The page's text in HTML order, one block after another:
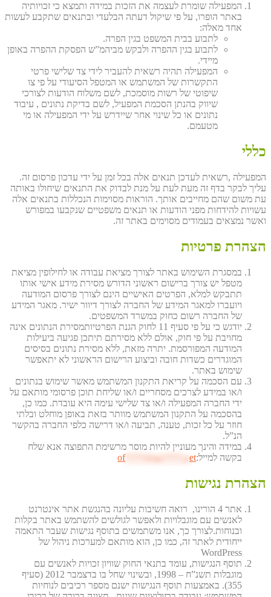
המפעילה שומרת לעצמה את הזכות במידה ותמצא כי זכויותיה
באתר הופרו, על פי שיקול דעתה הבלעדי ובתנאים שתקבע לעשות
אחד מאלה:
לתבוע בבית המשפט בגין הפרה.
לתבוע בגין ההפרה ולבקש מביהמ”ש הפסקת ההפרה באופן
מיידי.
המפעילה תהיה רשאית להעביר לידי צד שלישי פרטי
התקשרות של המשתמש או המטפל הסיעודי על פי צו
שיפוטי של רשות מוסמכת, לשם משלוח הודעות לצורכי
שיווק בהנתן הסכמת המפעיל, לשם בדיקת נתונים , עיבוד
נתונים או כל שינוי אחר שיידרש על ידי המפעילה או מי
מטעמם.
כללי
המפעילה ,רשאית לעדכן תנאים אלה בכל זמן על ידי עדכון פרסום זה.
עליך לבקר בדף זה מעת לעת על מנת לבדוק את התנאים שיחולו באותה
עת משום שהם מחייבים אותך. הוראות מסוימות הנכללות בתנאים אלה
עשויות להידחות מפני הודעות או תנאים משפטיים שנקבעו במפורש
ואשר נמצאים בעמודים מסוימים באתר זה.
הצהרת פרטיות
במסגרת השימוש באתר לצורך מציאת עבודה או לחילופין מציאת
מטפל יש צורך ברישום ראשוני הדורש מסירת מידע אישי אותו
תתבקש למלא, הפרטים האישיים הינם לצורך פרסום המודעה
ויועברו למאגר המידע של החברה לצורך דיוור ישיר. מאגר המידע
של החברה רשום כחוק במשרד המשפטים.
יודגש כי על פי סעיף 11 לחוק הגנת הפרטיותמסירת הנתונים אינה
מחויבת על פי חוק, אולם ללא מסירתם תיתכן פגיעה ביעילות
המודעה המפורסמת. יתרה מזאת, ללא מסירת נתונים בסיסים
המוגדרים כשדות חובה וביצוע הרישום הראשוני לא יתאפשר
שימוש באתר.
עם הסכמה על קריאת התקנון המשתמש מאשר שימוש בנתונים
ו/או במידע לצרכים מסחריים ו/או שליחת תוכן פרסומי מותאם על
ידי החברה המפעילה ו/או צד שלישי עימה היא עובדת. כמו כן,
בהסכמה על התקנון המשתמש מוותר בזאת באופן מוחלט ובלתי
חוזר על כל זכות, טענה, תביעה ו/או דרישה כלפי החברה בהקשר
הנ”ל.
במידה והינך מעוניין להיות מוסר מרשימת התפוצה אנא שלח
בקשה למייל:
of****@av****.net
הצהרת נגישות
אתר 4 הורינו, רואה חשיבות עליונה בהנגשת אתר אינטרנט
לאנשים עם מוגבלויות ולאפשר לגולשים להשתמש באתר בקלות
ובנוחות.לצורך כך, אנו משתמשים בתוסף נגישות שעבר התאמה
ייחודית לאתר זה, כמו כן, הוא מותאם למערכות ניהול של
WordPress
תוסף הנגישות, עומד בתנאי החוק שוויון זכויות לאנשים עם
מוגבלות תשנ”ח – 1998, ובשינוי שחל בו בדצמבר 2012 (סעיף
355). באמצעות תוסף הנגישות ישנם מספר רכיבים לנוחיות